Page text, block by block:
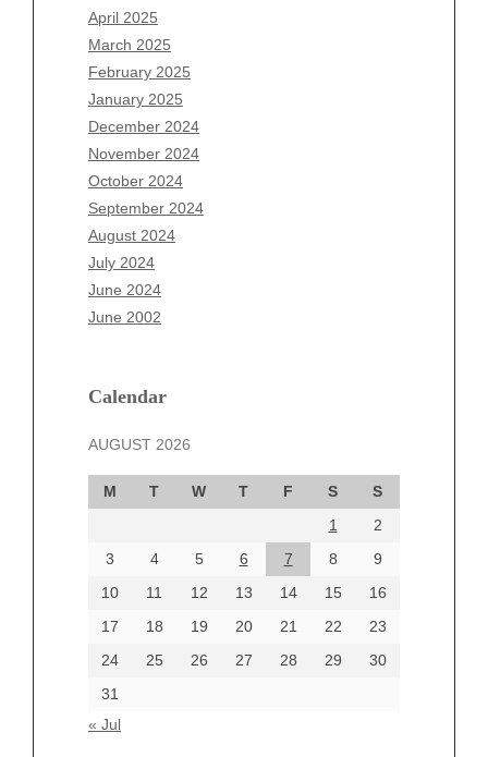
April 2025
March 2025
February 2025
January 2025
December 2024
November 2024
October 2024
September 2024
August 2024
July 2024
June 2024
June 2002
Calendar
AUGUST 2026
M T W T F S
S
1
2
3
4 5 6 7 8
9
10
11 12 13 14 15
16
17
18 19 20 21 22
23
24
25 26 27 28 29
30
31
« Jul
February 2026
January 2026
December 2025
November 2025
October 2025
September 2025
August 2025
July 2025
June 2025
May 2025
April 2025
March 2025
December 2024
October 2024
September 2024
August 2024
June 2024
Categories
beauty